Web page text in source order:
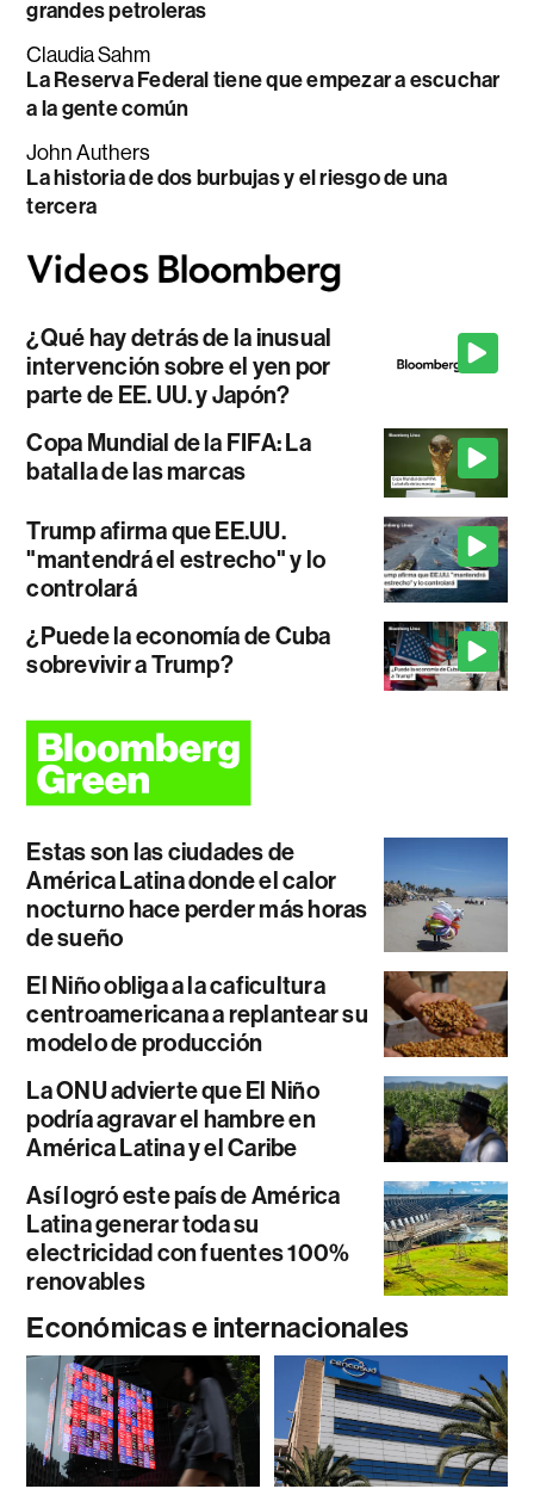
grandes petroleras
Claudia Sahm
La Reserva Federal tiene que empezar a escuchar
a la gente común
John Authers
La historia de dos burbujas y el riesgo de una
tercera
¿Qué hay detrás de la inusual
intervención sobre el yen por
parte de EE. UU. y Japón?
Copa Mundial de la FIFA: La
batalla de las marcas
Trump afirma que EE.UU.
"mantendrá el estrecho" y lo
controlará
¿Puede la economía de Cuba
sobrevivir a Trump?
Estas son las ciudades de
América Latina donde el calor
nocturno hace perder más horas
de sueño
El Niño obliga a la caficultura
centroamericana a replantear su
modelo de producción
La ONU advierte que El Niño
podría agravar el hambre en
América Latina y el Caribe
Así logró este país de América
Latina generar toda su
electricidad con fuentes 100%
renovables
Económicas e internacionales